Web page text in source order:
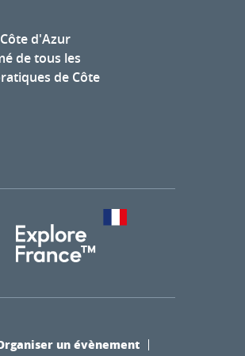
d'Azur
de tous les
de Côte
un évènement